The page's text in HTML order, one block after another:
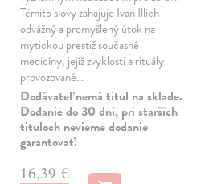
Těmito slovy zahajuje Ivan Illich
odvážný a promyšlený útok na
mytickou prestiž současné
medicíny, jejíž zvyklosti a rituály
provozované…
Dodávateľ nemá titul na sklade.
Dodanie do 30 dní, pri starších
tituloch nevieme dodanie
garantovať.
16,39 €